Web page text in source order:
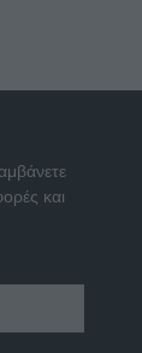
και